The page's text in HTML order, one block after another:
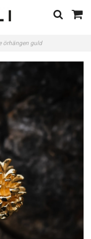
örhängen guld